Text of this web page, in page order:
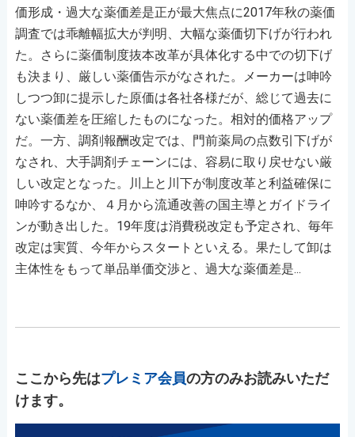
価形成・過大な薬価差是正が最大焦点に2017年秋の薬価
調査では乖離幅拡大が判明、大幅な薬価切下げが行われ
た。さらに薬価制度抜本改革が具体化する中での切下げ
も決まり、厳しい薬価告示がなされた。メーカーは呻吟
しつつ卸に提示した原価は各社各様だが、総じて過去に
ない薬価差を圧縮したものになった。相対的価格アップ
だ。一方、調剤報酬改定では、門前薬局の点数引下げが
なされ、大手調剤チェーンには、容易に取り戻せない厳
しい改定となった。川上と川下が制度改革と利益確保に
呻吟するなか、４月から流通改善の国主導とガイドライ
ンが動き出した。19年度は消費税改定も予定され、毎年
改定は実質、今年からスタートといえる。果たして卸は
主体性をもって単品単価交渉と、過大な薬価差是...
ここから先はプレミア会員の方のみお読みいただ
けます。